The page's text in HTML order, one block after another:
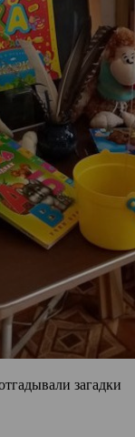
загадки